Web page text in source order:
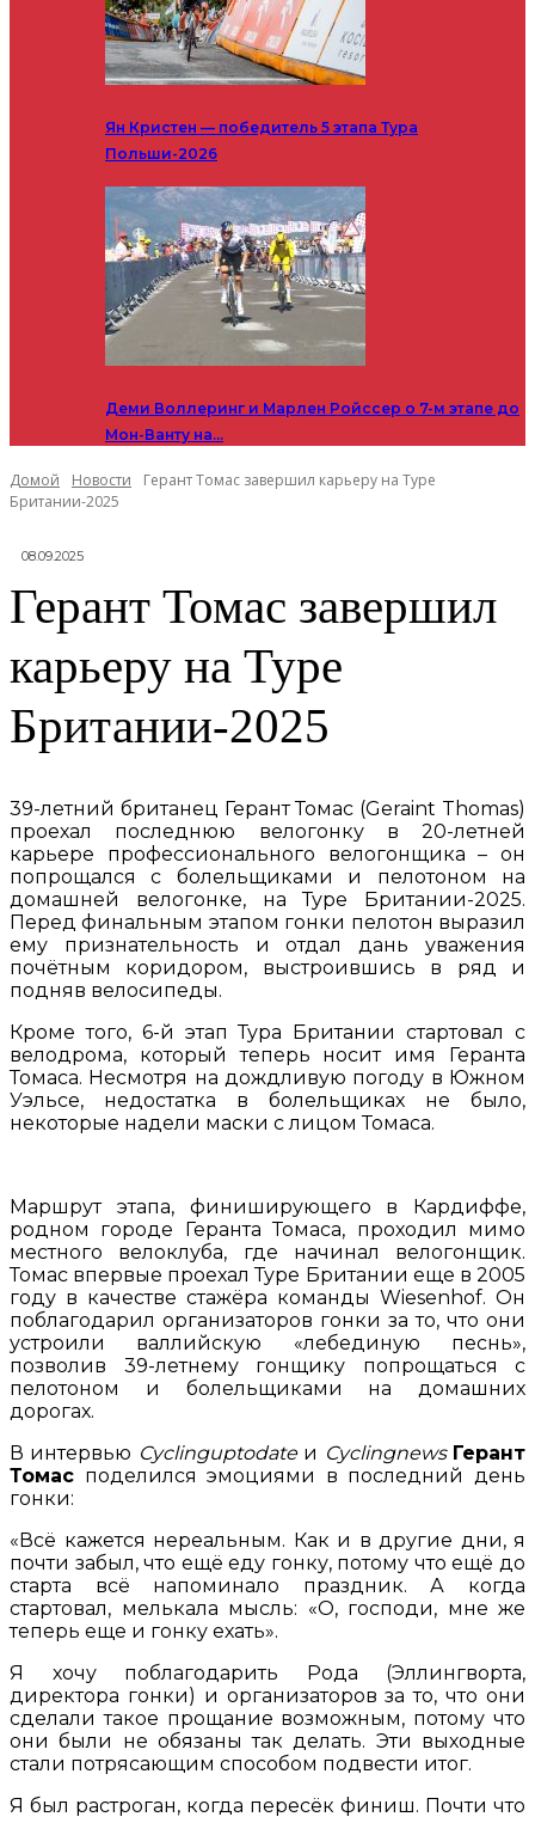
Ян Кристен — победитель 5 этапа Тура
Польши-2026
Деми Воллеринг и Марлен Ройссер о 7-м этапе до
Мон-Ванту на…
Домой Новости
Герант Томас завершил карьеру на Туре
Британии-2025
08.09.2025
Герант Томас завершил
карьеру на Туре
Британии-2025
39-летний британец Герант Томас (Geraint Thomas)
проехал последнюю велогонку в 20-летней
карьере профессионального велогонщика – он
попрощался с болельщиками и пелотоном на
домашней велогонке, на Туре Британии-2025.
Перед финальным этапом гонки пелотон выразил
ему признательность и отдал дань уважения
почётным коридором, выстроившись в ряд и
подняв велосипеды.
Кроме того, 6-й этап Тура Британии стартовал с
велодрома, который теперь носит имя Геранта
Томаса. Несмотря на дождливую погоду в Южном
Уэльсе, недостатка в болельщиках не было,
некоторые надели маски с лицом Томаса.
Маршрут этапа, финиширующего в Кардиффе,
родном городе Геранта Томаса, проходил мимо
местного велоклуба, где начинал велогонщик.
Томас впервые проехал Туре Британии еще в 2005
году в качестве стажёра команды Wiesenhof. Он
поблагодарил организаторов гонки за то, что они
устроили валлийскую «лебединую песнь»,
позволив 39-летнему гонщику попрощаться с
пелотоном и болельщиками на домашних
дорогах.
В интервью Cyclinguptodateи Cyclingnews Герант
Томас поделился эмоциями в последний день
гонки:
«Всё кажется нереальным. Как и в другие дни, я
почти забыл, что ещё еду гонку, потому что ещё до
старта всё напоминало праздник. А когда
стартовал, мелькала мысль: «О, господи, мне же
теперь еще и гонку ехать».
Я хочу поблагодарить Рода (Эллингворта,
директора гонки) и организаторов за то, что они
сделали такое прощание возможным, потому что
они были не обязаны так делать. Эти выходные
стали потрясающим способом подвести итог.
Я был растроган, когда пересёк финиш. Почти что